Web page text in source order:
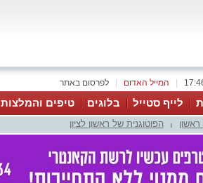
לפרסום באתר המייל האדום
לייף סטייל בלוגים טיפים והמלצות
ראשון הפוטוגנית של ראשון לציון